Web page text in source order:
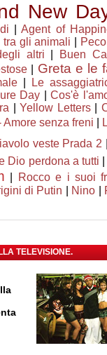
New
|Agent of
tra gli animali
altri
Buen
Greta e le
|
Le
Day |Cos'è
Yellow Letters|
Amore senza freni
veste Prada 2
Dio perdona a tutti
Rocco e i suoi
di Putin Nino
TELEVISIONE.